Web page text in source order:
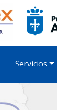
Servicios